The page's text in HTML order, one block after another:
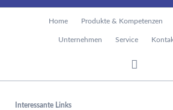
Home Produkte & Kompetenzen
Unternehmen Service
Interessante Links